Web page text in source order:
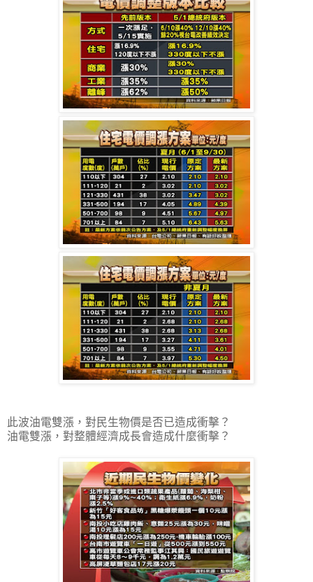
此波油電雙漲，對民生物價是否已造成衝擊？
油電雙漲，對整體經濟成長會造成什麼衝擊？